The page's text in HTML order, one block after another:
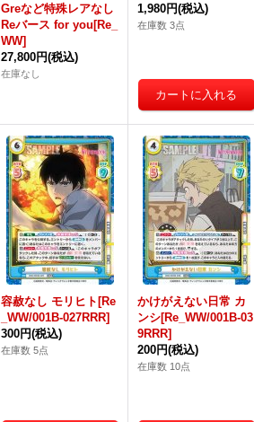
Greなど特殊レアなし
Reバース for you[Re_
WW]
27,800円(税込)
在庫なし
1,980円(税込)
在庫数 3点
容赦なし モリヒト[Re
_WW/001B-027RRR]
300円(税込)
在庫数 5点
かけがえない日常 カ
ンシ[Re_WW/001B-03
9RRR]
200円(税込)
在庫数 10点